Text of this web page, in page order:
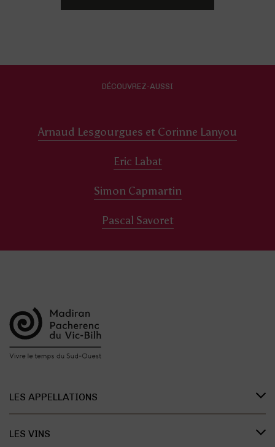
DÉCOUVREZ-AUSSI
Arnaud Lesgourgues et Corinne Lanyou
Eric Labat
Simon Capmartin
Pascal Savoret
LES APPELLATIONS
LES VINS